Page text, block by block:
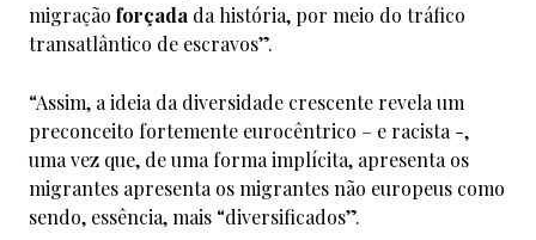
migração forçada da história, por meio do tráfico
transatlântico de escravos”.
“Assim, a ideia da diversidade crescente revela um
preconceito fortemente eurocêntrico – e racista -,
uma vez que, de uma forma implícita, apresenta os
migrantes apresenta os migrantes não europeus como
sendo, essência, mais “diversificados”.